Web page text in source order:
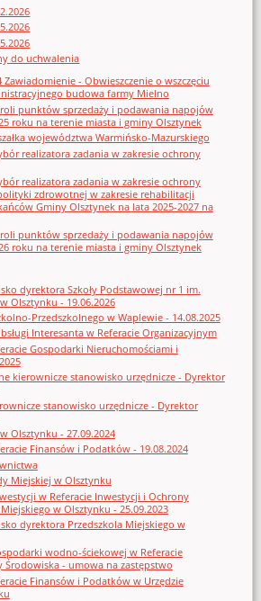
do uchwalenia
Zawiadomienie - Obwieszczenie o wszczęciu
budowa farmy Mielno
punktów sprzedaży i podawania napojów
roku na terenie miasta i gminy Olsztynek
województwa Warmińsko-Mazurskiego
realizatora zadania w zakresie ochrony
realizatora zadania w zakresie ochrony
zdrowotnej w zakresie rehabilitacji
Gminy Olsztynek na lata 2025-2027 na
punktów sprzedaży i podawania napojów
roku na terenie miasta i gminy Olsztynek
dyrektora Szkoły Podstawowej nr 1 im.
Olsztynku - 19.06.2026
Przedszkolnego w Waplewie - 14.08.2025
Interesanta w Referacie Organizacyjnym
Gospodarki Nieruchomościami i
kierownicze stanowisko urzędnicze - Dyrektor
stanowisko urzędnicze - Dyrektor
Olsztynku - 27.09.2024
Finansów i Podatków - 19.08.2024
Miejskiej w Olsztynku
w Referacie Inwestycji i Ochrony
w Olsztynku - 25.09.2023
dyrektora Przedszkola Miejskiego w
wodno-ściekowej w Referacie
Środowiska - umowa na zastępstwo
Finansów i Podatków w Urzędzie